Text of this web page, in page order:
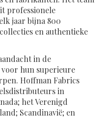
professionele
jaar bijna 800
en authentieke
in de
hun superieure
Hoffman Fabrics
in
het Verenigd
Scandinavië; en